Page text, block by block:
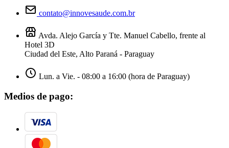
contato@innovesaude.com.br
Avda. Alejo García y Tte. Manuel Cabello, frente al
Hotel 3D
Ciudad del Este, Alto Paraná - Paraguay
Lun. a Vie. - 08:00 a 16:00 (hora de Paraguay)
Medios de pago: